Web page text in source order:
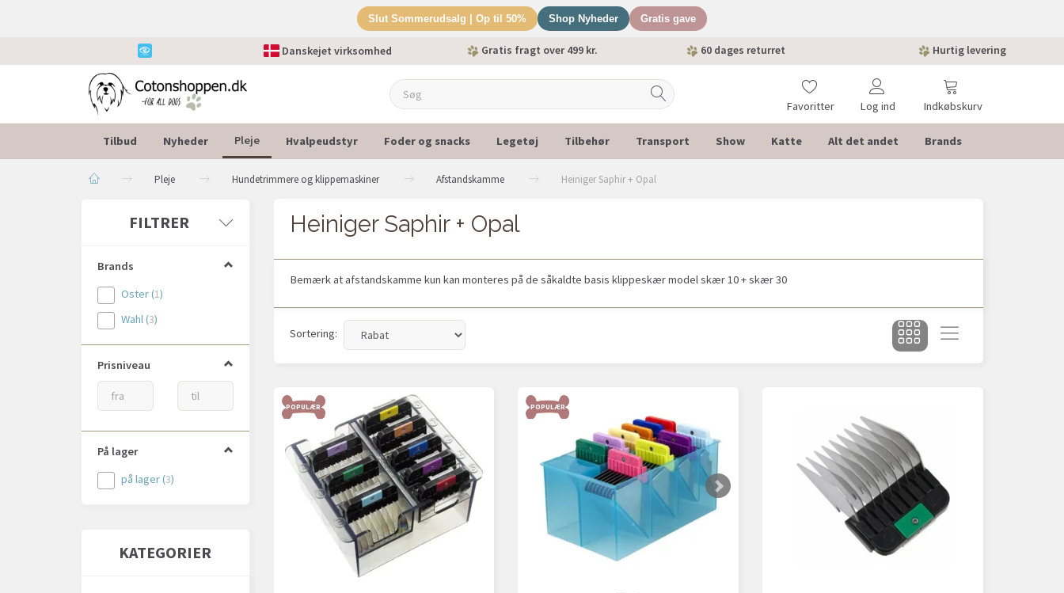
Slut Sommerudsalg | Op til 50% Shop Nyheder Gratis gave
Danskejet virksomhed Gratis fragt over 499 kr. 60 dages returret Hurtig levering
Indkøbskurv
Favoritter Log ind
Tilbud Nyheder Pleje Hvalpeudstyr Foder og snacks Legetøj Tilbehør Transport Show Katte Alt det andet Brands
Pleje Hundetrimmere og klippemaskiner Afstandskamme Heiniger Saphir + Opal
FILTRER
Brands
Oster(1)
Wahl(3)
Prisniveau
På lager
på lager(3)
KATEGORIER
Heiniger Saphir + Opal
Bemærk at afstandskamme kun kan monteres på de såkaldte basis klippeskær model skær 10 + skær 30
Sortering:
POPULÆR POPULÆR